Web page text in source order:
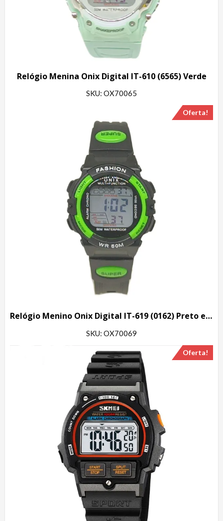
Relógio Menina Onix Digital IT-610 (6565) Verde
SKU: OX70065
Oferta!
Relógio Menino Onix Digital IT-619 (0162) Preto e Verde
SKU: OX70069
Oferta!